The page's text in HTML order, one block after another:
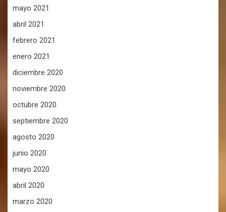
mayo 2021
abril 2021
febrero 2021
enero 2021
diciembre 2020
noviembre 2020
octubre 2020
septiembre 2020
agosto 2020
junio 2020
mayo 2020
abril 2020
marzo 2020